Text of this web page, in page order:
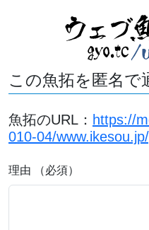
この魚拓を匿名で
魚拓のURL： https://
010-04/
理由 （必須）